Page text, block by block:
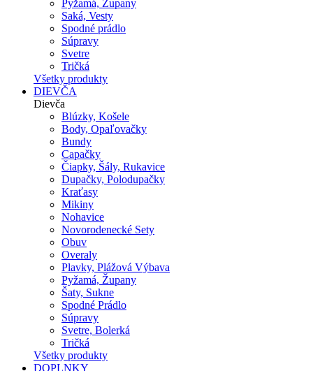
Pyžamá, Župany
Saká, Vesty
Spodné prádlo
Súpravy
Svetre
Tričká
Všetky produkty
DIEVČA
Dievča
Blúzky, Košele
Body, Opaľovačky
Bundy
Capačky
Čiapky, Šály, Rukavice
Dupačky, Polodupačky
Kraťasy
Mikiny
Nohavice
Novorodenecké Sety
Obuv
Overaly
Plavky, Plážová Výbava
Pyžamá, Župany
Šaty, Sukne
Spodné Prádlo
Súpravy
Svetre, Bolerká
Tričká
Všetky produkty
DOPLNKY